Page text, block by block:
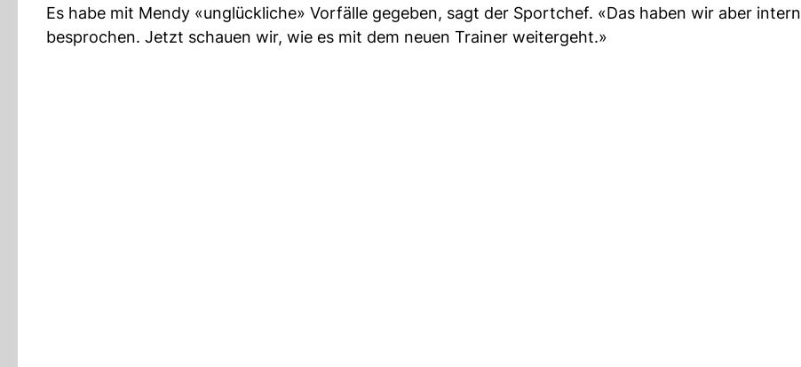
Es habe mit Mendy «unglückliche» Vorfälle gegeben, sagt der Sportchef. «Das haben wir aber intern
besprochen. Jetzt schauen wir, wie es mit dem neuen Trainer weitergeht.»